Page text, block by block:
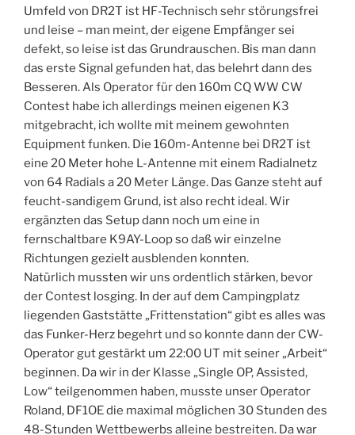
Umfeld von DR2T ist HF-Technisch sehr störungsfrei
und leise – man meint, der eigene Empfänger sei
defekt, so leise ist das Grundrauschen. Bis man dann
das erste Signal gefunden hat, das belehrt dann des
Besseren. Als Operator für den 160m CQ WW CW
Contest habe ich allerdings meinen eigenen K3
mitgebracht, ich wollte mit meinem gewohnten
Equipment funken. Die 160m-Antenne bei DR2T ist
eine 20 Meter hohe L-Antenne mit einem Radialnetz
von 64 Radials a 20 Meter Länge. Das Ganze steht auf
feucht-sandigem Grund, ist also recht ideal. Wir
ergänzten das Setup dann noch um eine in
fernschaltbare K9AY-Loop so daß wir einzelne
Richtungen gezielt ausblenden konnten.
Natürlich mussten wir uns ordentlich stärken, bevor
der Contest losging. In der auf dem Campingplatz
liegenden Gaststätte „Frittenstation“ gibt es alles was
das Funker-Herz begehrt und so konnte dann der CW-
Operator gut gestärkt um 22:00 UT mit seiner „Arbeit“
beginnen. Da wir in der Klasse „Single OP, Assisted,
Low“ teilgenommen haben, musste unser Operator
Roland, DF1OE die maximal möglichen 30 Stunden des
48-Stunden Wettbewerbs alleine bestreiten. Da war